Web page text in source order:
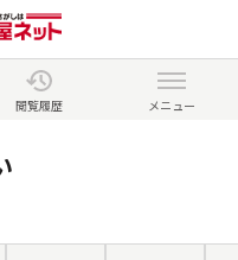
閲覧履歴 メニュー